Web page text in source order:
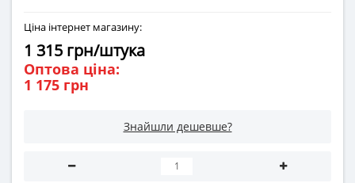
Ціна інтернет магазину:
1 315 грн/штука
Оптова ціна:
1 175 грн
Знайшли дешевше?